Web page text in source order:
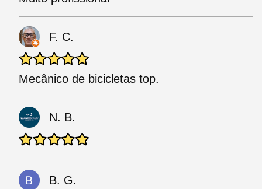
F. C.
Mecânico de bicicletas top.
N. B.
B. G.